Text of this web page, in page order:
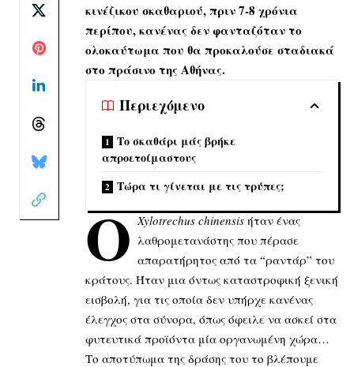
κινέζικου σκαθαριού, πριν 7-8 χρόνια
περίπου, κανένας δεν φανταζόταν το
ολοκαύτωμα που θα προκαλούσε σταδιακά
στο πράσινο της Αθήνας.
Περιεχόμενο
Το σκαθάρι μάς βρήκε
απροετοίμαστους
Τώρα τι γίνεται με τις τρύπες;
Ο Xylotrechus chinensis ήταν ένας
λαθρομετανάστης που πέρασε
απαρατήρητος από τα “ραντάρ” του
κράτους. Ήταν μια όντως καταστροφική ξενική
εισβολή, για τις οποία δεν υπήρχε κανένας
έλεγχος στα σύνορα, όπως όφειλε να ασκεί στα
φυτευτικά προϊόντα μία οργανωμένη χώρα…
Το αποτύπωμα της δράσης του το βλέπουμε